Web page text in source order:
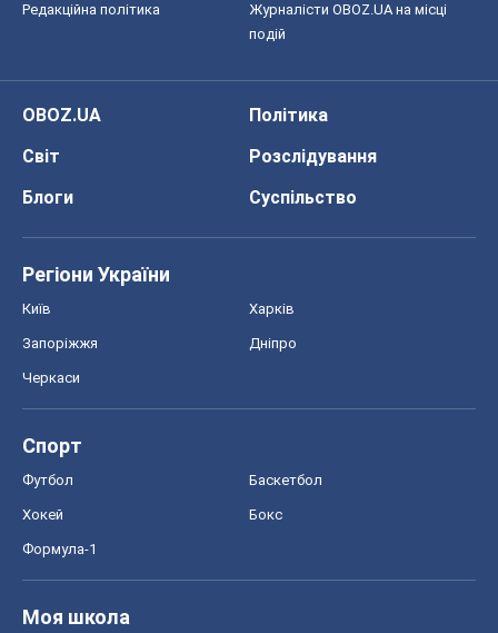
Редакційна політика
Журналісти OBOZ.UA на місці
подій
OBOZ.UA
Політика
Світ
Розслідування
Блоги
Суспільство
Регіони України
Київ Харків
Запоріжжя Дніпро
Черкаси
Спорт
Футбол Баскетбол
Хокей Бокс
Формула-1
Моя школа